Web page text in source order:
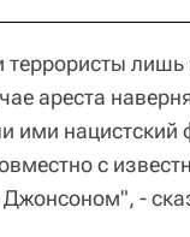
лишь
ареста
ими нацистский
с
-